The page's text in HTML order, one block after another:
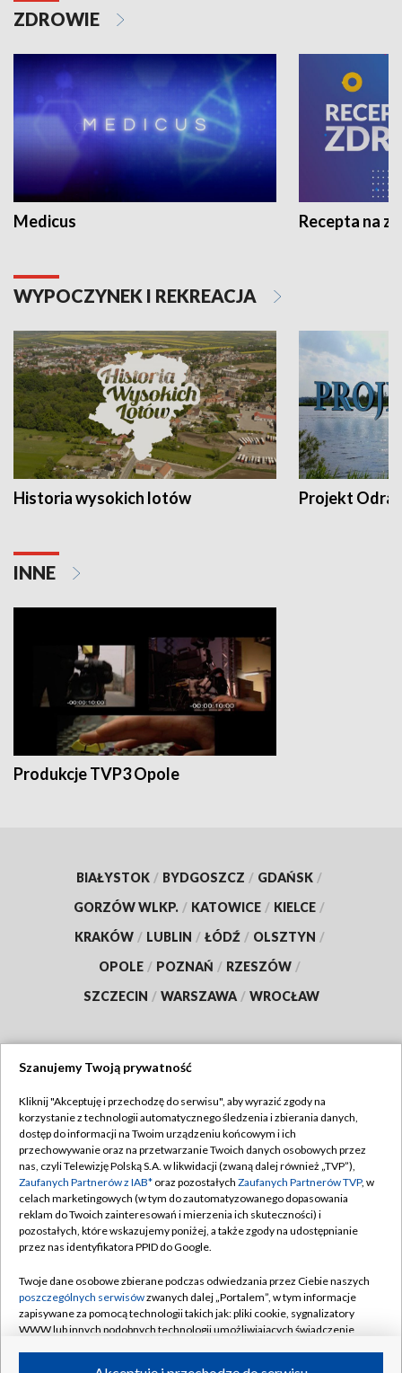
ZDROWIE
Medicus Recepta na
WYPOCZYNEK I REKREACJA
Historia wysokich lotów Projekt Odra
INNE
Produkcje TVP3 Opole
BIAŁYSTOK / BYDGOSZCZ / GDAŃSK /
GORZÓW WLKP. / KATOWICE / KIELCE /
KRAKÓW / LUBLIN / ŁÓDŹ / OLSZTYN /
OPOLE / POZNAŃ / RZESZÓW /
SZCZECIN / WARSZAWA / WROCŁAW
TVP
Abonament TVP
Emisja w TVP
Centrum informacji TVP
Naziemna Telewizja Cyfrowa
Rada Programowa
System NOS
Informacje o nadawcy
Regulamin TVP
Polityka prywatności
Moje zgody
Pomoc
Kontakt
Kanały
Szanujemy Twoją prywatność
Kliknij "Akceptuję i przechodzę do serwisu", aby wyrazić zgody na
korzystanie z technologii automatycznego śledzenia i zbierania danych,
dostęp do informacji na Twoim urządzeniu końcowym i ich
przechowywanie oraz na przetwarzanie Twoich danych osobowych przez
nas, czyli Telewizję Polską S.A. w likwidacji (zwaną dalej również „TVP”),
Zaufanych Partnerów z IAB* oraz pozostałych Zaufanych Partnerów TVP, w
celach marketingowych (w tym do zautomatyzowanego dopasowania
reklam do Twoich zainteresowań i mierzenia ich skuteczności) i
pozostałych, które wskazujemy poniżej, a także zgody na udostępnianie
przez nas identyfikatora PPID do Google.
Twoje dane osobowe zbierane podczas odwiedzania przez Ciebie naszych
poszczególnych serwisówzwanych dalej „Portalem”, w tym informacje
zapisywane za pomocą technologii takich jak: pliki cookie, sygnalizatory
WWW lub innych podobnych technologii umożliwiających świadczenie